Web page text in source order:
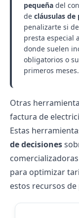
pequeña del
de cláusulas de
penalizarte si
presta especial
donde suelen
obligatorios o
primeros meses.
Otras
factura de
Estas
de decisiones
para optimizar
estos recursos